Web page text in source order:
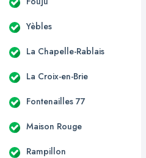
Yèbles
La Chapelle-Rablais
La Croix-en-Brie
Fontenailles 77
Maison Rouge
Rampillon